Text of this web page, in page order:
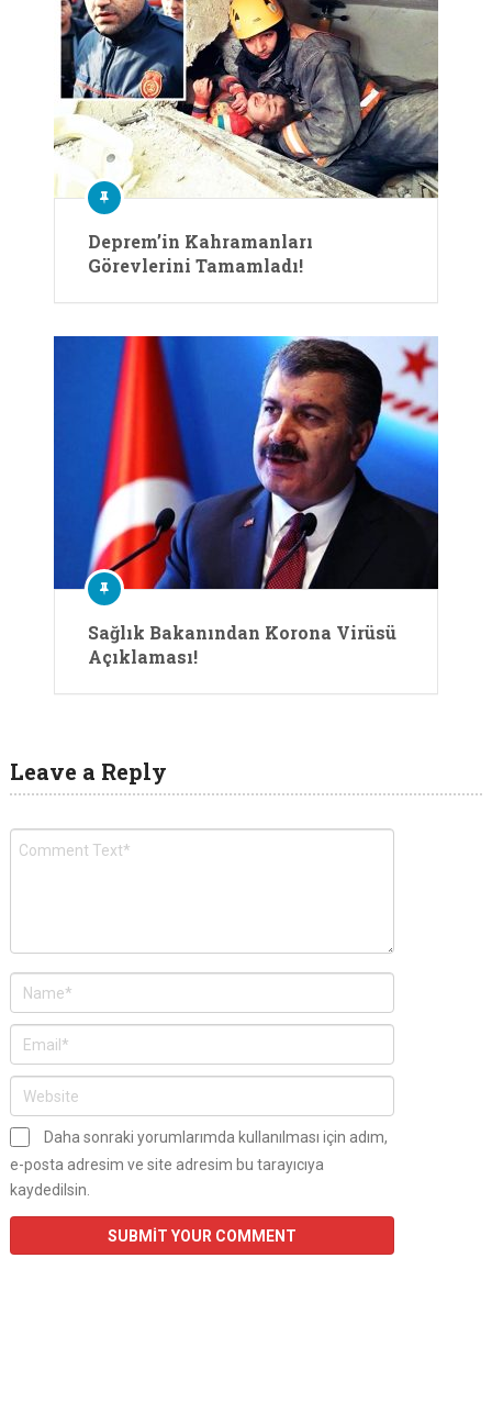
Deprem’in Kahramanları
Görevlerini Tamamladı!
Sağlık Bakanından Korona Virüsü
Açıklaması!
Leave a Reply
Daha sonraki yorumlarımda kullanılması için adım,
e-posta adresim ve site adresim bu tarayıcıya
kaydedilsin.